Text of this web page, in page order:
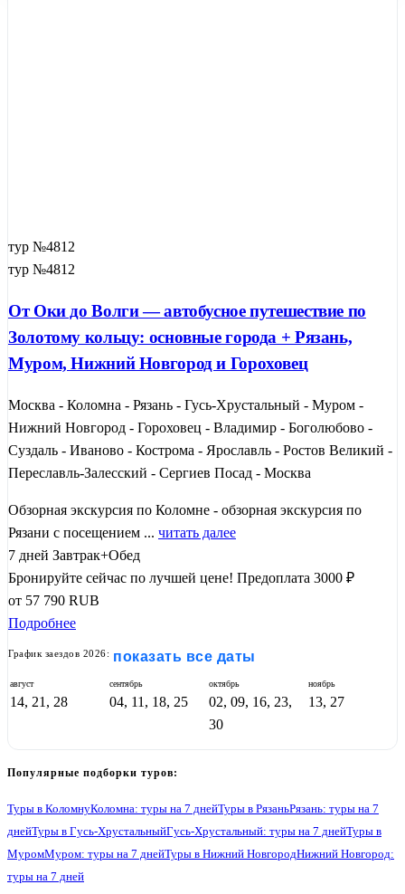
тур №4812
тур №4812
От Оки до Волги — автобусное путешествие по
Золотому кольцу: основные города + Рязань,
Муром, Нижний Новгород и Гороховец
Москва - Коломна - Рязань - Гусь-Хрустальный - Муром -
Нижний Новгород - Гороховец - Владимир - Боголюбово -
Суздаль - Иваново - Кострома - Ярославль - Ростов Великий -
Переславль-Залесский - Сергиев Посад - Москва
Обзорная экскурсия по Коломне - обзорная экскурсия по
Рязани с посещением ... читать далее
7 дней Завтрак+Обед
Бронируйте сейчас по лучшей цене! Предоплата 3000 ₽
от 57 790 RUB
Подробнее
График заездов 2026: показать все даты
август
14, 21, 28
сентябрь
04, 11, 18, 25
октябрь
02, 09, 16, 23,
30
ноябрь
13, 27
Популярные подборки туров:
Туры в КоломнуКоломна: туры на 7 днейТуры в РязаньРязань: туры на 7
днейТуры в Гусь-ХрустальныйГусь-Хрустальный: туры на 7 днейТуры в
МуромМуром: туры на 7 днейТуры в Нижний НовгородНижний Новгород:
туры на 7 дней